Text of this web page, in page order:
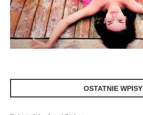
OSTATNIE WPISY